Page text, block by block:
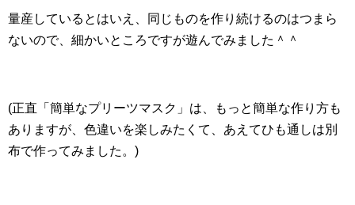
量産しているとはいえ、同じものを作り続けるのはつまら
ないので、細かいところですが遊んでみました＾＾
(正直「簡単なプリーツマスク」は、もっと簡単な作り方も
ありますが、色違いを楽しみたくて、あえてひも通しは別
布で作ってみました。)